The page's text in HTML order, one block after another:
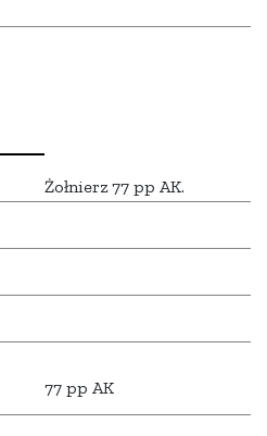
Żołnierz 77 pp AK.
77 pp AK